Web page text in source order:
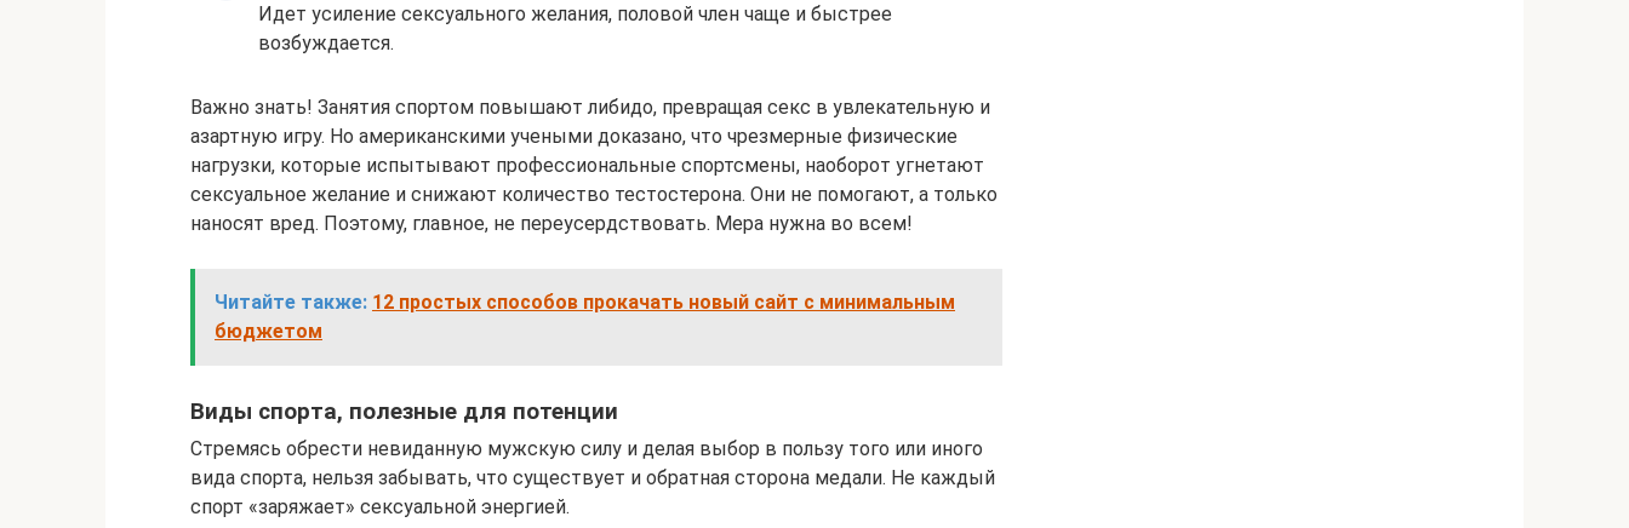
Идет усиление сексуального желания, половой член чаще и быстрее
возбуждается.
Важно знать! Занятия спортом повышают либидо, превращая секс в увлекательную и
азартную игру. Но американскими учеными доказано, что чрезмерные физические
нагрузки, которые испытывают профессиональные спортсмены, наоборот угнетают
сексуальное желание и снижают количество тестостерона. Они не помогают, а только
наносят вред. Поэтому, главное, не переусердствовать. Мера нужна во всем!
Читайте также: 12 простых способов прокачать новый сайт с минимальным
бюджетом
Виды спорта, полезные для потенции
Стремясь обрести невиданную мужскую силу и делая выбор в пользу того или иного
вида спорта, нельзя забывать, что существует и обратная сторона медали. Не каждый
спорт «заряжает» сексуальной энергией.